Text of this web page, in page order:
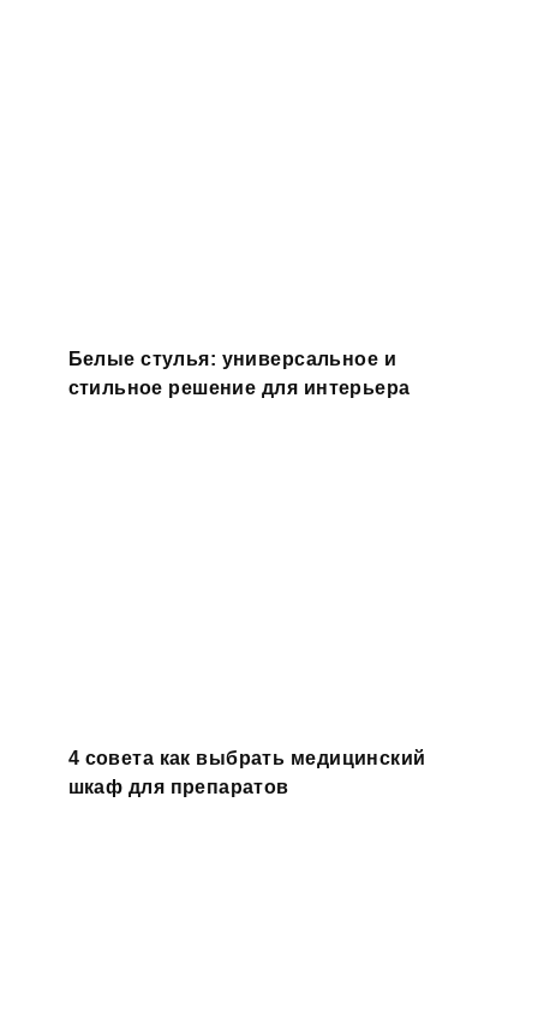
Белые стулья: универсальное и
стильное решение для интерьера
4 совета как выбрать медицинский
шкаф для препаратов